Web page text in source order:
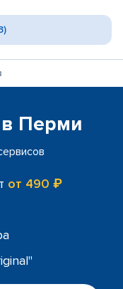
Перми
от 490 ₽